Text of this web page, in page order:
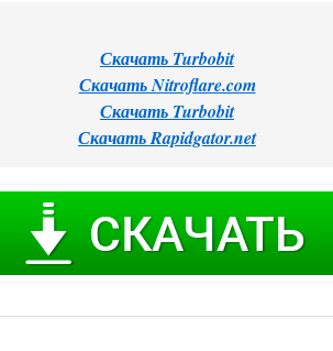
Скачать Turbobit
Скачать Nitroflare.com
Скачать Turbobit
Скачать Rapidgator.net